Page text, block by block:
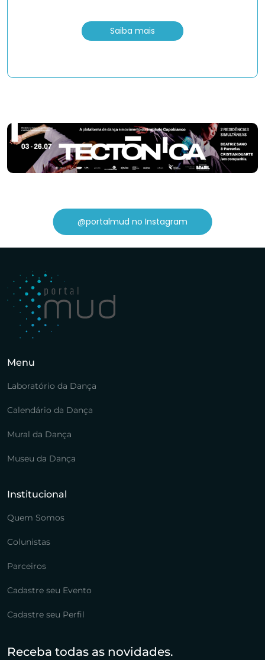
Saiba mais
@portalmud no Instagram
Menu
Laboratório da Dança
Calendário da Dança
Mural da Dança
Museu da Dança
Institucional
Quem Somos
Colunistas
Parceiros
Cadastre seu Evento
Cadastre seu Perfil
Receba todas as novidades.